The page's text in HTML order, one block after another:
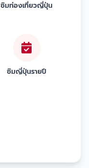
ซิมท่องเที่ยวญี่ปุ่น
ซิมญี่ปุ่นรายปี